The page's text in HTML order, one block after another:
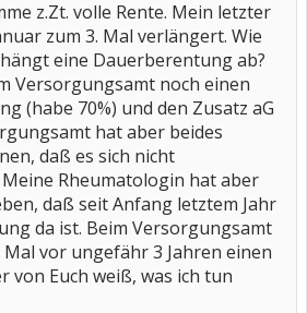
z.Zt. volle Rente. Mein letzter
zum 3. Mal verlängert. Wie
eine Dauerberentung ab?
Versorgungsamt noch einen
(habe 70%) und den Zusatz aG
hat aber beides
daß es sich nicht
Rheumatologin hat aber
daß seit Anfang letztem Jahr
da ist. Beim Versorgungsamt
vor ungefähr 3 Jahren einen
von Euch weiß, was ich tun